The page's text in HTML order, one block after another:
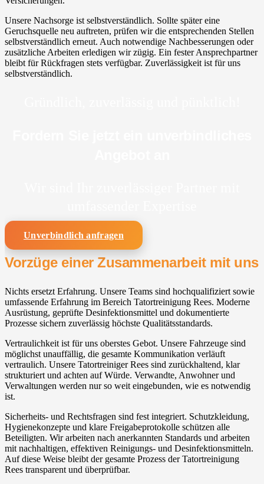
Unsere Nachsorge ist selbstverständlich. Sollte später eine
Geruchsquelle neu auftreten, prüfen wir die entsprechenden Stellen
selbstverständlich erneut. Auch notwendige Nachbesserungen oder
zusätzliche Arbeiten erledigen wir zügig. Ein fester Ansprechpartner
bleibt für Rückfragen stets verfügbar. Zuverlässigkeit ist für uns
selbstverständlich.
Unverbindlich anfragen
Vorzüge einer Zusammenarbeit mit uns
Nichts ersetzt Erfahrung. Unsere Teams sind hochqualifiziert sowie
umfassende Erfahrung im Bereich Tatortreinigung Rees. Moderne
Ausrüstung, geprüfte Desinfektionsmittel und dokumentierte
Prozesse sichern zuverlässig höchste Qualitätsstandards.
Vertraulichkeit ist für uns oberstes Gebot. Unsere Fahrzeuge sind
möglichst unauffällig, die gesamte Kommunikation verläuft
vertraulich. Unsere Tatortreiniger Rees sind zurückhaltend, klar
strukturiert und achten auf Würde. Verwandte, Anwohner und
Verwaltungen werden nur so weit eingebunden, wie es notwendig
ist.
Sicherheits- und Rechtsfragen sind fest integriert. Schutzkleidung,
Hygienekonzepte und klare Freigabeprotokolle schützen alle
Beteiligten. Wir arbeiten nach anerkannten Standards und arbeiten
mit nachhaltigen, effektiven Reinigungs- und Desinfektionsmitteln.
Auf diese Weise bleibt der gesamte Prozess der Tatortreinigung
Rees transparent und überprüfbar.